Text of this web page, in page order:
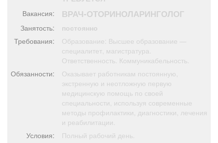
Поздравления Погода
Я - пенсионер
Вакансия: ВРАЧ-ОТОРИНОЛАРИНГОЛОГ
Занятость:
постоянно
Требования:
Образование: Высшее образование —
специалитет, магистратура.
Ответственность. Коммуникабельность.
Обязанности:
Оказывает работникам постоянную,
экстренную и неотложную первую
медицинскую помощь по своей
специальности, используя современные
методы профилактики, диагностики, лечения
и реабилитации.
Условия:
Полный рабочий день.